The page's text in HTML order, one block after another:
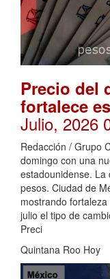
Precio del
fortalece
Julio, 2026
Redacción / Grupo
domingo con una
estadounidense. La
pesos. Ciudad de
mostrando
julio el tipo de
Preci
Quintana Roo Hoy